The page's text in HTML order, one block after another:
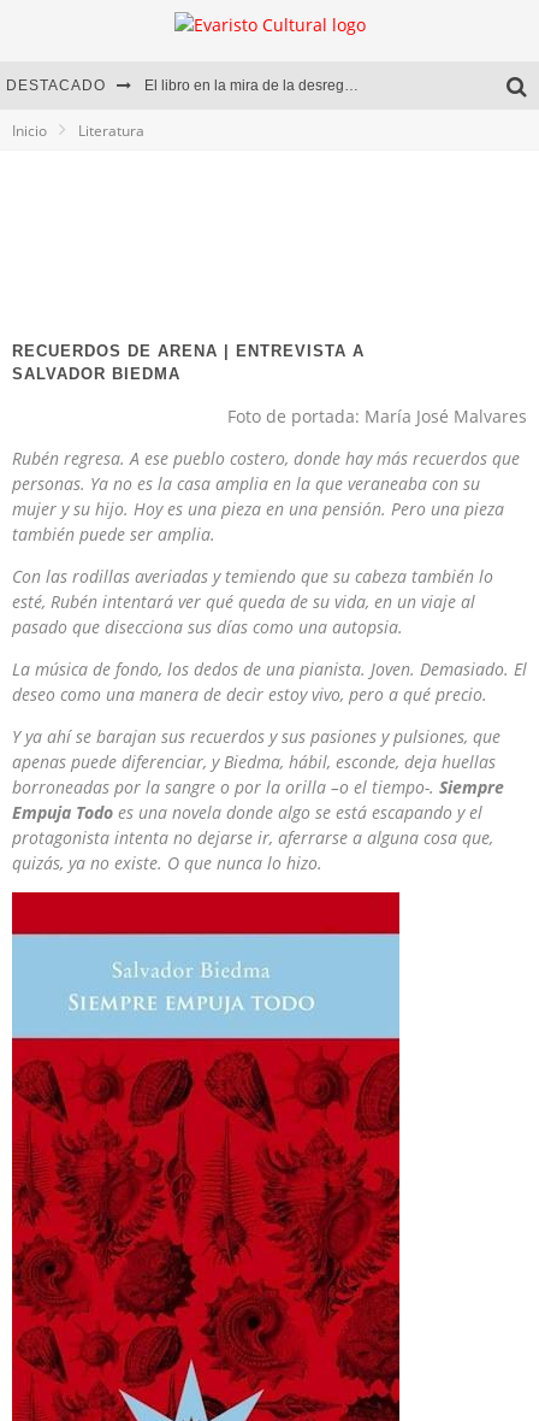
DESTACADO El libro en la mira de la desregulación
Inicio Literatura
RECUERDOS DE ARENA | ENTREVISTA A
SALVADOR BIEDMA
Foto de portada: María José Malvares
Rubén regresa. A ese pueblo costero, donde hay más recuerdos que
personas. Ya no es la casa amplia en la que veraneaba con su
mujer y su hijo. Hoy es una pieza en una pensión. Pero una pieza
también puede ser amplia.
Con las rodillas averiadas y temiendo que su cabeza también lo
esté, Rubén intentará ver qué queda de su vida, en un viaje al
pasado que disecciona sus días como una autopsia.
La música de fondo, los dedos de una pianista. Joven. Demasiado. El
deseo como una manera de decir estoy vivo, pero a qué precio.
Y ya ahí se barajan sus recuerdos y sus pasiones y pulsiones, que
apenas puede diferenciar, y Biedma, hábil, esconde, deja huellas
borroneadas por la sangre o por la orilla –o el tiempo-. Siempre
Empuja Todo es una novela donde algo se está escapando y el
protagonista intenta no dejarse ir, aferrarse a alguna cosa que,
quizás, ya no existe. O que nunca lo hizo.